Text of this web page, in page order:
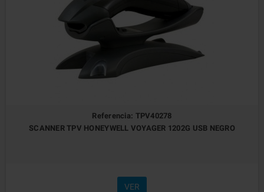
Referencia: TPV40278
SCANNER TPV HONEYWELL VOYAGER 1202G USB NEGRO
VER